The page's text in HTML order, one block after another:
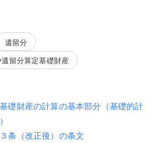
ラブル）
遺留分
留分算定基礎財産
礎財産の計算の基本部分（基礎的計
条（改正後）の条文